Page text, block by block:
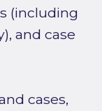
(including
and case
cases,